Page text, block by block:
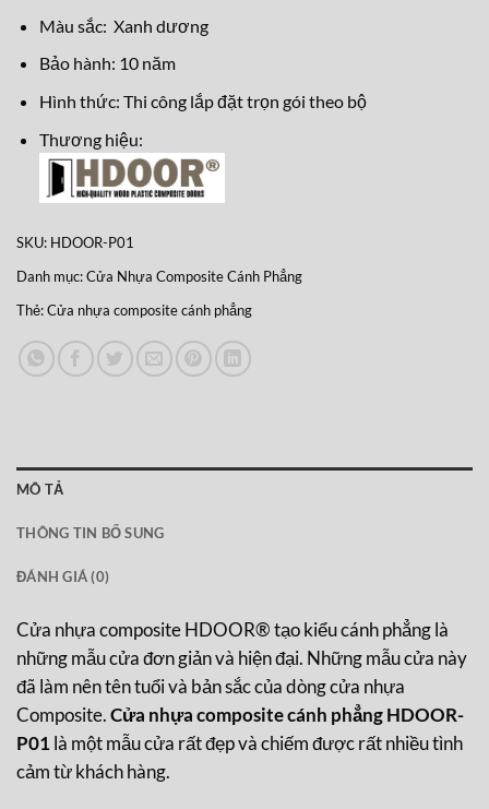
Màu sắc: Xanh dương
Bảo hành: 10 năm
Hình thức: Thi công lắp đặt trọn gói theo bộ
Thương hiệu:
SKU: HDOOR-P01
Danh mục:Cửa Nhựa Composite Cánh Phẳng
Thẻ:Cửa nhựa composite cánh phẳng
MÔ TẢ
THÔNG TIN BỔ SUNG
ĐÁNH GIÁ (0)
Cửa nhựa composite HDOOR® tạo kiểu cánh phẳng là
những mẫu cửa đơn giản và hiện đại. Những mẫu cửa này
đã làm nên tên tuổi và bản sắc của dòng cửa nhựa
Composite.Cửa nhựa composite cánh phẳng HDOOR-
P01 là một mẫu cửa rất đẹp và chiếm được rất nhiều tình
cảm từ khách hàng.